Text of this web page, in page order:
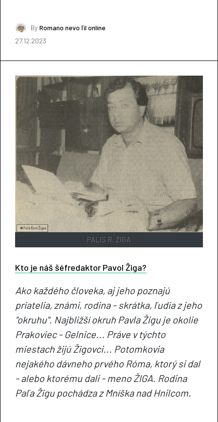
By Romano nevo ľil online
27.12.2023
PALIS R. ŽIGA
Kto je náš šéfredaktor Pavol Žiga?
Ako každého človeka, aj jeho poznajú
priatelia, známi, rodina - skrátka, ľudia z jeho
"okruhu". Najbližší okruh Pavla Žigu je okolie
Prakoviec - Gelnice... Práve v týchto
miestach žijú Žigovci... Potomkovia
nejakého dávneho prvého Róma, ktorý si dal
- alebo ktorému dali - meno ŽIGA. Rodina
Paľa Žigu pochádza z Mníška nad Hnilcom.